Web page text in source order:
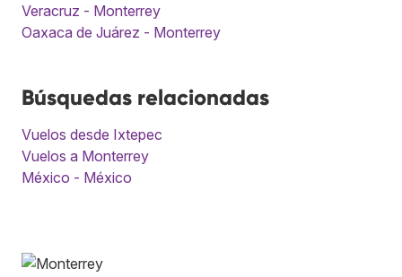
Veracruz - Monterrey
Oaxaca de Juárez - Monterrey
Búsquedas relacionadas
Vuelos desde Ixtepec
Vuelos a Monterrey
México - México